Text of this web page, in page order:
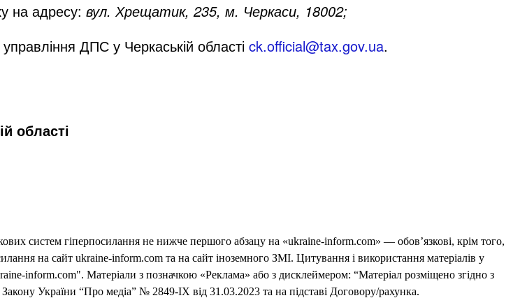
на адресу: вул. Хрещатик, 235, м. Черкаси, 18002;
ДПС у Черкаській області ck.official@tax.gov.ua.
області
систем гіперпосилання не нижче першого абзацу на «ukraine-inform.com» — обов’язкові, крім того,
на сайт ukraine-inform.com та на сайт іноземного ЗМІ. Цитування і використання матеріалів у
inform.com". Матеріали з позначкою «Реклама» або з дисклеймером: “Матеріал розміщено згідно з
України “Про медіа” № 2849-IX від 31.03.2023 та на підставі Договору/рахунка.